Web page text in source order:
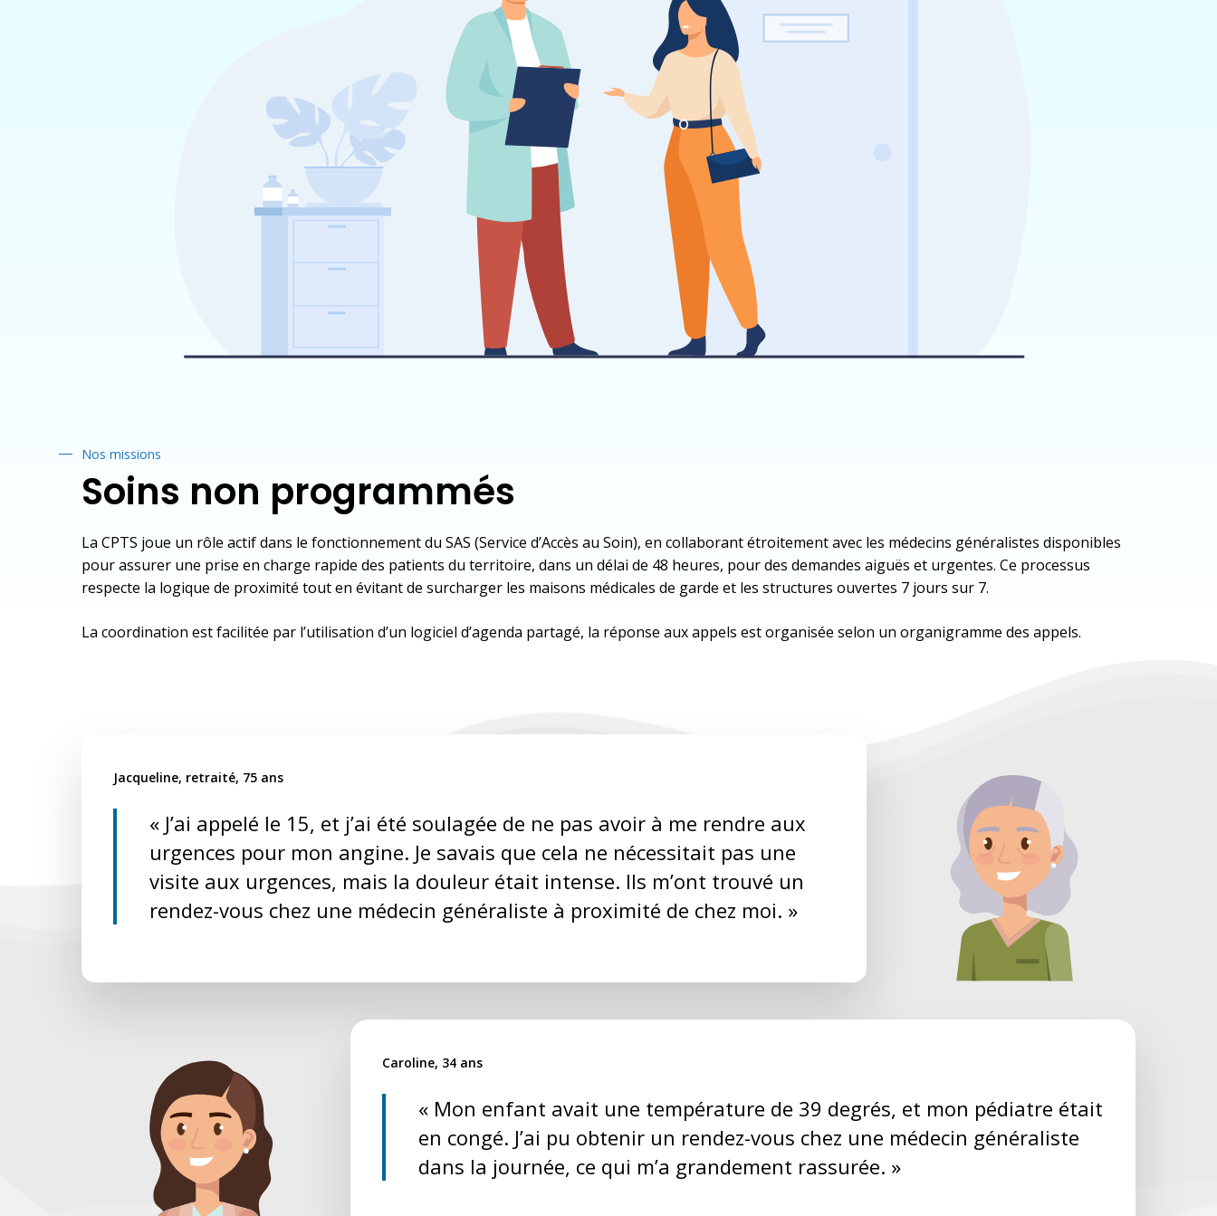
Nos missions
Soins non programmés
La CPTS joue un rôle actif dans le fonctionnement du SAS (Service d’Accès au Soin), en collaborant étroitement avec les médecins généralistes disponibles
pour assurer une prise en charge rapide des patients du territoire, dans un délai de 48 heures, pour des demandes aiguës et urgentes. Ce processus
respecte la logique de proximité tout en évitant de surcharger les maisons médicales de garde et les structures ouvertes 7 jours sur 7.
La coordination est facilitée par l’utilisation d’un logiciel d’agenda partagé, la réponse aux appels est organisée selon un organigramme des appels.
Jacqueline, retraité, 75 ans
« J’ai appelé le 15, et j’ai été soulagée de ne pas avoir à me rendre aux
urgences pour mon angine. Je savais que cela ne nécessitait pas une
visite aux urgences, mais la douleur était intense. Ils m’ont trouvé un
rendez-vous chez une médecin généraliste à proximité de chez moi. »
Caroline, 34 ans
« Mon enfant avait une température de 39 degrés, et mon pédiatre était
en congé. J’ai pu obtenir un rendez-vous chez une médecin généraliste
dans la journée, ce qui m’a grandement rassurée. »